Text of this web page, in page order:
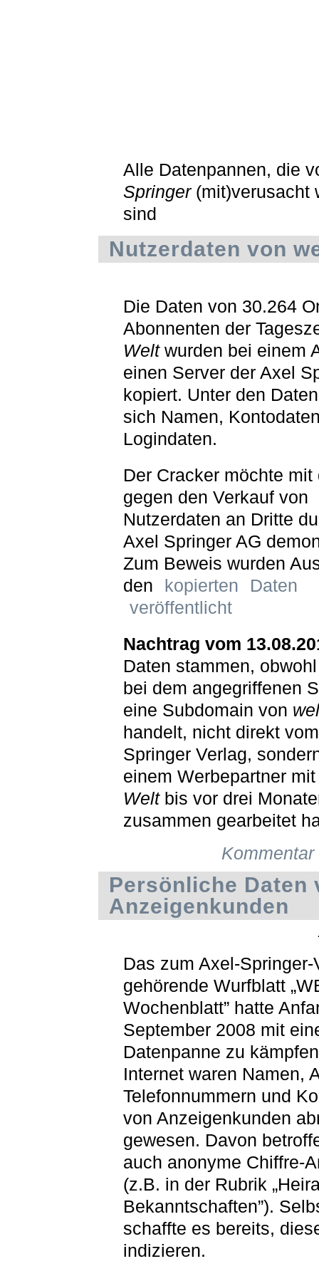
Alle Datenpannen, die
Springer(mit)verusacht
sind
Nutzerdaten von
Die Daten von 30.264
Abonnenten der
Weltwurden bei einem
einen Server der Axel
kopiert. Unter den
sich Namen,
Logindaten.
Der Cracker möchte mit
gegen den Verkauf von
Nutzerdaten an Dritte
Axel Springer AG
Zum Beweis wurden
den
kopierten
Daten
veröffentlicht
Nachtrag vom
Daten stammen,
bei dem angegriffenen
eine Subdomain von
handelt, nicht direkt
Springer Verlag,
einem Werbepartner
Weltbis vor drei
zusammen gearbeitet
Persönliche Daten
Anzeigenkunden
Das zum Axel-Springer-
gehörende Wurfblatt
Wochenblatt” hatte
September 2008 mit
Datenpanne zu
Internet waren Namen,
Telefonnummern und
von Anzeigenkunden
gewesen. Davon
auch anonyme Chiffre-
(z.B. in der Rubrik
Bekanntschaften”).
schaffte es bereits,
indizieren.